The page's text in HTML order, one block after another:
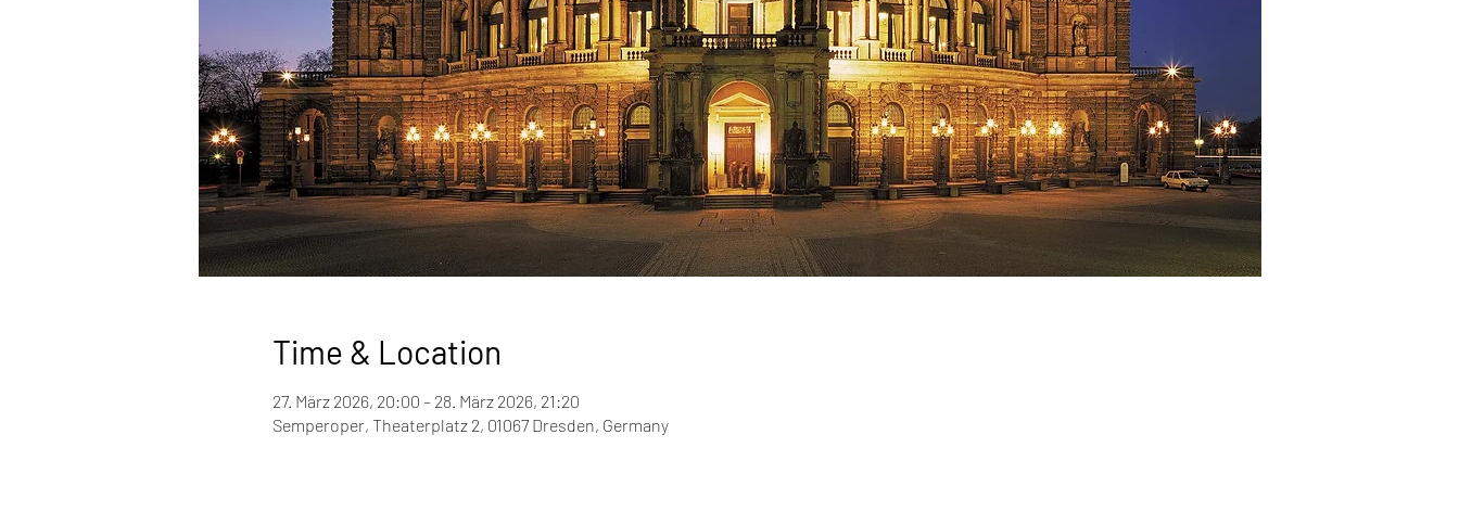
Time & Location
27. März 2026, 20:00 – 28. März 2026, 21:20
Semperoper, Theaterplatz 2, 01067 Dresden, Germany